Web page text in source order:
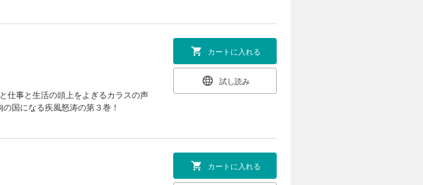
事と生活の頭上をよぎるカラスの声
国になる疾風怒涛の第３巻！
カートに入れる
試し読み
カートに入れる